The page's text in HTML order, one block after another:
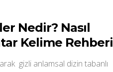
Nedir? Nasıl
Kelime Rehberi
gizli anlamsal dizin tabanlı